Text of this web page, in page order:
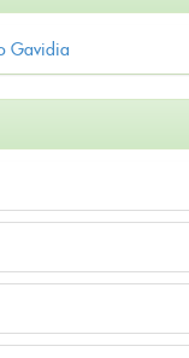
Gavidia